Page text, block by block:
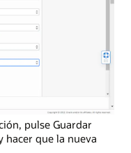
pulse Guardar
hacer que la nueva